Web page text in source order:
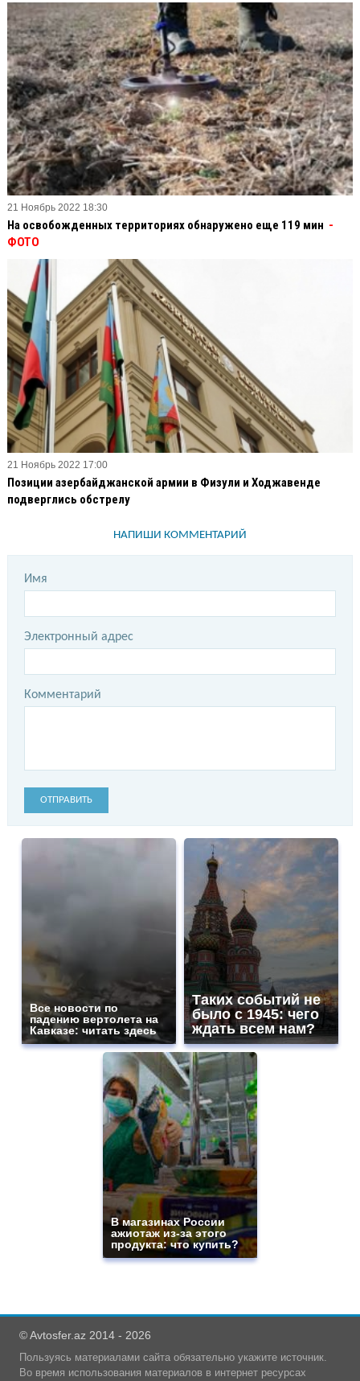
21 Ноябрь 2022 18:30
На освобожденных территориях обнаружено еще 119 мин -
ФОТО
21 Ноябрь 2022 17:00
Позиции азербайджанской армии в Физули и Ходжавенде
подверглись обстрелу
НАПИШИ КОММЕНТАРИЙ
Имя
Электронный адрес
Комментарий
ОТПРАВИТЬ
Все новости по
падению вертолета на
Кавказе: читать здесь
Таких событий не
было с 1945: чего
ждать всем нам?
В магазинах России
ажиотаж из-за этого
продукта: что купить?
© Avtosfer.az 2014 - 2026
Пользуясь материалами сайта обязательно укажите источник.
Во время использования материалов в интернет ресурсах